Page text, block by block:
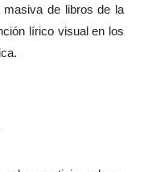
masiva de libros de la
lírico visual en los